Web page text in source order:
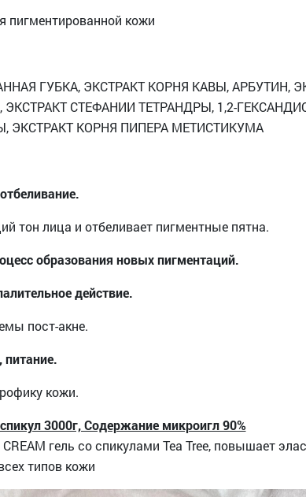
пигментированной кожи
ГУБКА, ЭКСТРАКТ КОРНЯ КАВЫ, АРБУТИН,
СТЕФАНИИ ТЕТРАНДРЫ, 1,2-
ЭКСТРАКТ КОРНЯ ПИПЕРА МЕТИСТИКУМА
тон лица и отбеливает пигментные пятна.
образования новых пигментаций.
действие.
пост-акне.
кожи.
3000г, Содержание микроигл 90%
гель со спикулами Tea Tree, повышает
типов кожи